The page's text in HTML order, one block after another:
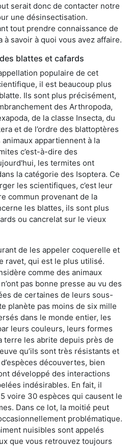
serait donc de contacter notre
une désinsectisation.
tout prendre connaissance de
savoir à quoi vous avez affaire.
blattes et cafards
populaire de cet
il est beaucoup plus
Ils sont plus précisément,
des Arthropoda,
de la classe Insecta, du
et de l’ordre des blattoptères
appartiennent à la
c’est-à-dire des
les termites ont
la catégorie des Isoptera. Ce
les scientifiques, c’est leur
commun provenant de la
les blattes, ils sont plus
ou cancrelat sur le vieux
de les appeler coquerelle et
ravet, qui est le plus utilisé.
comme des animaux
pas bonne presse au vu des
de certaines de leurs sous-
planète pas moins de six mille
dans le monde entier, les
leurs couleurs, leurs formes
terre les abrite depuis près de
qu’ils sont très résistants et
découvertes, bien
développé des interactions
indésirables. En fait, il
voire 30 espèces qui causent le
Dans ce lot, la moitié peut
problématique.
nuisibles sont appelés
que vous retrouvez toujours